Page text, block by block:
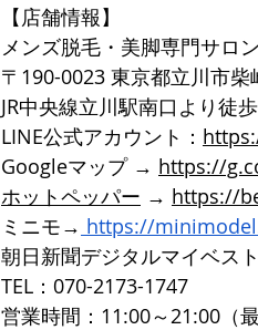
【店舗情報】
メンズ脱毛・美脚専門サロ
〒190-0023 東京都立川市
JR中央線立川駅南口より徒
LINE公式アカウント：
Googleマップ → https://
ホットペッパー → https://
ミニモ→ https://
朝日新聞デジタルマイベス
TEL：070-2173-1747
営業時間：11:00～21:00（